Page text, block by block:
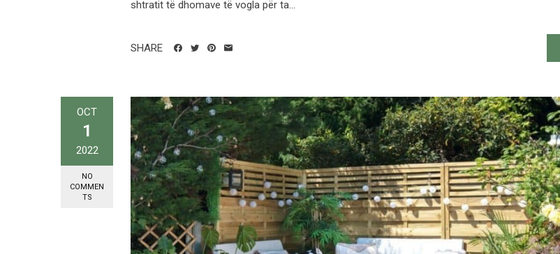
shtratit të dhomave të vogla për ta...
SHARE
OCT
1
2022
NO
COMMEN
TS